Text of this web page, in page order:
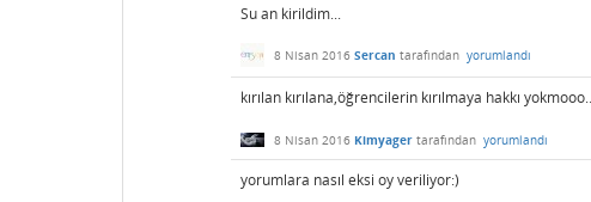
Su an kirildim...
8 Nisan 2016 Sercan tarafından yorumlandı
kırılan kırılana,öğrencilerin kırılmaya hakkı
8 Nisan 2016 Kimyager tarafından yorumlandı
yorumlara nasıl eksi oy veriliyor:)